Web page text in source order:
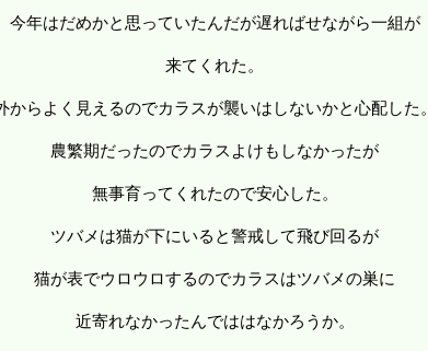
今年はだめかと思っていたんだが遅ればせながら一組が
来てくれた。
からよく見えるのでカラスが襲いはしないかと心配した。
農繁期だったのでカラスよけもしなかったが
無事育ってくれたので安心した。
ツバメは猫が下にいると警戒して飛び回るが
猫が表でウロウロするのでカラスはツバメの巣に
近寄れなかったんでははなかろうか。